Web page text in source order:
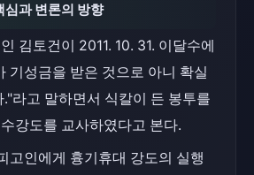
심과 변론의 방향
김토건이 2011. 10. 31. 이달수에
기성금을 받은 것으로 아니 확실
라고 말하면서 식칼이 든 봉투를
강도를 교사하였다고 본다.
인에게 흉기휴대 강도의 실행